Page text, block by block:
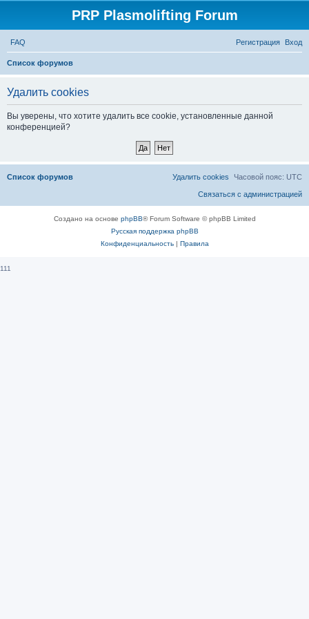
PRP Plasmolifting Forum
FAQ Вход
Регистрация
Список форумов
Удалить cookies
Вы уверены, что хотите удалить все cookie, установленные данной
конференцией?
Список форумов Часовой пояс: UTC
Удалить cookies
Связаться с администрацией
Создано на основе phpBB® Forum Software © phpBB Limited
Русская поддержка phpBB
Конфиденциальность| Правила
111